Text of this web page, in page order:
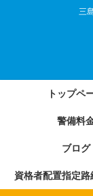
三
トップペ
警備料
ブログ
資格者配置指定